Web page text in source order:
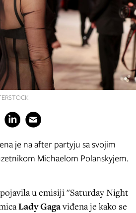
je na after partyju sa svojim
Michaelom Polanskyjem.
u emisiji "Saturday Night
Lady Gagaviđena je kako se